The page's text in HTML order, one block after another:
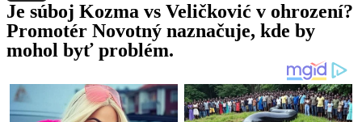
Je súboj Kozma vs Veličković v ohrození?
Promotér Novotný naznačuje, kde by
mohol byť problém.